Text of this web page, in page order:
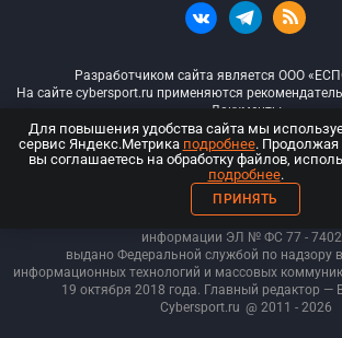
Разработчиком сайта является ООО
На сайте cybersport.ru применяются
Документы
© ООО «Киберспорт.ру» — Все права
18+
ООО «Киберспорт.ру». Свидетельство о
информации ЭЛ № ФС 77 - 74
выдано Федеральной службой по надзору
информационных технологий и массовых
19 октября 2018 года. Главный редактор —
Cybersport.ru @ 2011 - 2026
Для повышения удобства сайта мы
сервис Яндекс.Метрика подробнее. Продолжая
вы соглашаетесь на обработку файлов,
подробнее.
ПРИНЯТЬ